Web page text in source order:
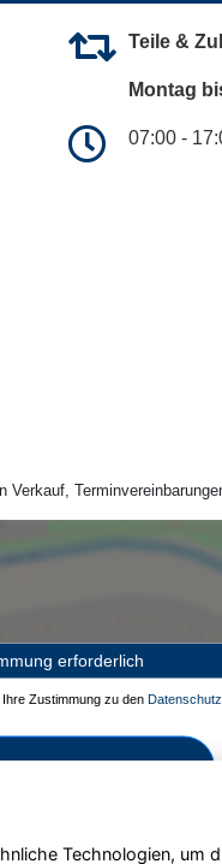
Teile &
Montag
07:00 -
erforderlich
Zustimmung zu den
und aktivieren
Technologien, um